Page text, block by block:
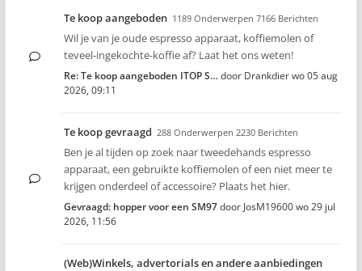
Te koop aangeboden 1189 Onderwerpen 7166 Berichten
Wil je van je oude espresso apparaat, koffiemolen of
teveel-ingekochte-koffie af? Laat het ons weten!
Re: Te koop aangeboden ITOP S… door Drankdierwo 05 aug
2026, 09:11
Te koop gevraagd 288 Onderwerpen 2230 Berichten
Ben je al tijden op zoek naar tweedehands espresso
apparaat, een gebruikte koffiemolen of een niet meer te
krijgen onderdeel of accessoire? Plaats het hier.
Gevraagd: hopper voor een SM97door JosM19600wo 29 jul
2026, 11:56
(Web)Winkels, advertorials en andere aanbiedingen